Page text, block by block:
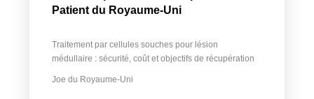
Patient du Royaume-Uni
Traitement par cellules souches pour lésion
médullaire : sécurité, coût et objectifs de récupération
Joe du Royaume-Uni